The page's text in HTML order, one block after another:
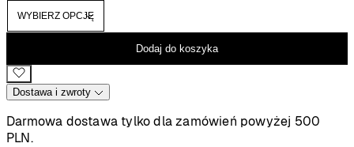
Dodaj do koszyka
Dostawa i zwroty
Darmowa dostawa tylko dla zamówień powyżej 500
PLN.